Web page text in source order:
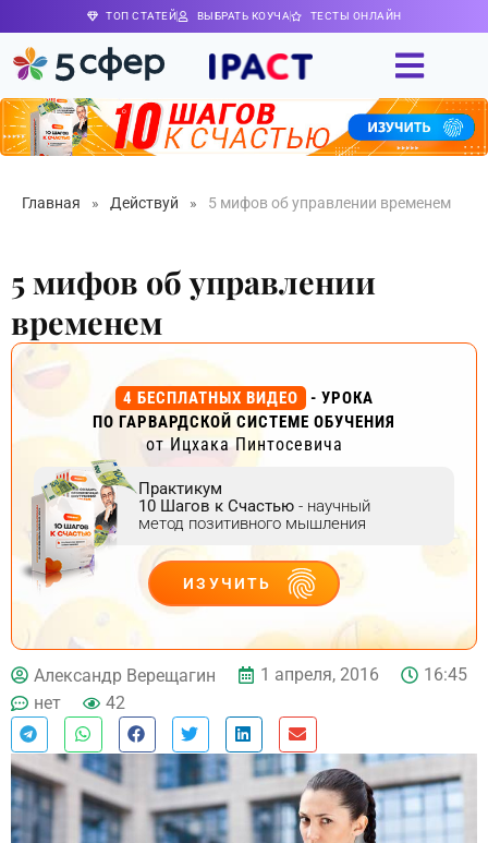
ТОП СТАТЕЙ ВЫБРАТЬ КОУЧА ТЕСТЫ ОНЛАЙН
Главная » Действуй » 5 мифов об управлении временем
5 мифов об управлении
временем
4 БЕСПЛАТНЫХ ВИДЕО
- УРОКА
ПО ГАРВАРДСКОЙ СИСТЕМЕ ОБУЧЕНИЯ
от Ицхака Пинтосевича
Практикум
10 Шагов к Счастью - научный
метод позитивного мышления
ИЗУЧИТЬ
ДЕЙСТВУЙ
Александр Верещагин 1 апреля, 2016
16:45
нет
42